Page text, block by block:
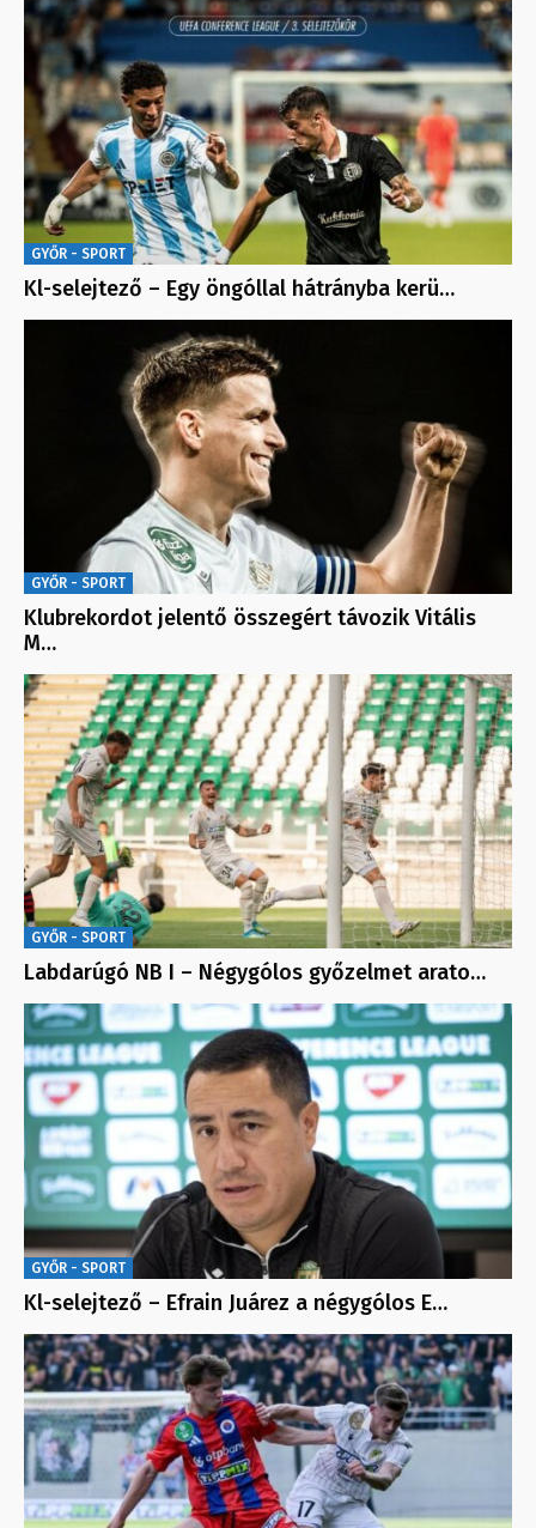
GYŐR - SPORT
Kl-selejtező – Egy öngóllal hátrányba kerü…
GYŐR - SPORT
Klubrekordot jelentő összegért távozik Vitális
M…
GYŐR - SPORT
Labdarúgó NB I – Négygólos győzelmet arato…
GYŐR - SPORT
Kl-selejtező – Efrain Juárez a négygólos E…